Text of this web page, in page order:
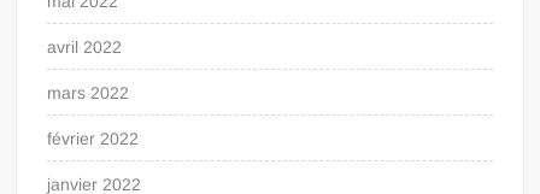
avril 2022
mars 2022
février 2022
janvier 2022